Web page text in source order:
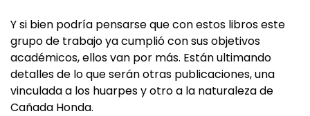
Y si bien podría pensarse que con estos libros este
grupo de trabajo ya cumplió con sus objetivos
académicos, ellos van por más. Están ultimando
detalles de lo que serán otras publicaciones, una
vinculada a los huarpes y otro a la naturaleza de
Cañada Honda.